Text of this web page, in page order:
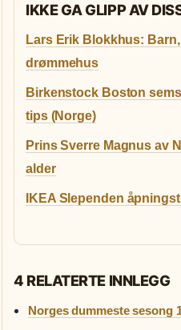
IKKE GA GLIPP AV
Lars Erik Blokkhus:
drømmehus
Birkenstock Boston
tips (Norge)
Prins Sverre Magnus av
alder
IKEA Slependen
4 RELATERTE INNLEGG
Norges dummeste sesong